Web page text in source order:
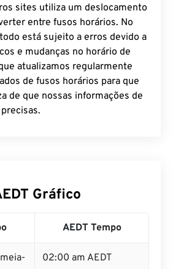
sites utiliza um deslocamento
entre fusos horários. No
está sujeito a erros devido a
e mudanças no horário de
atualizamos regularmente
de fusos horários para que
de que nossas informações de
Gráfico
AEDT Tempo
02:00 am AEDT